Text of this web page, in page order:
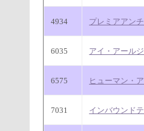
4934 プレミアアン
6035 アイ・アール
6575 ヒューマン・
7031 インバウンド